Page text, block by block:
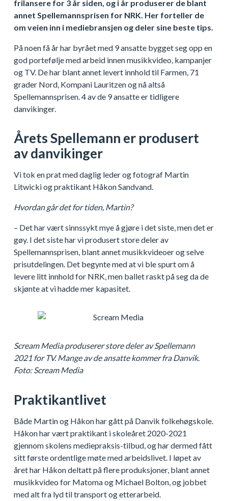
frilansere for 3 år siden, og i år produserer de blant
annet Spellemannsprisen for NRK. Her forteller de
om veien inn i mediebransjen og deler sine beste tips.
På noen få år har byrået med 9 ansatte bygget seg opp en
god portefølje med arbeid innen musikkvideo, kampanjer
og TV. De har blant annet levert innhold til Farmen, 71
grader Nord, Kompani Lauritzen og nå altså
Spellemannsprisen. 4 av de 9 ansatte er tidligere
danvikinger.
Årets Spellemann er produsert
av danvikinger
Vi tok en prat med daglig leder og fotograf Martin
Litwicki og praktikant Håkon Sandvand.
Hvordan går det for tiden, Martin?
– Det har vært sinnssykt mye å gjøre i det siste, men det er
gøy. I det siste har vi produsert store deler av
Spellemannsprisen, blant annet musikkvideoer og selve
prisutdelingen. Det begynte med at vi ble spurt om å
levere litt innhold for NRK, men ballet raskt på seg da de
skjønte at vi hadde mer kapasitet.
Scream Media produserer store deler av Spellemann
2021 for TV. Mange av de ansatte kommer fra Danvik.
Foto: Scream Media
Praktikantlivet
Både Martin og Håkon har gått på Danvik folkehøgskole.
Håkon har vært praktikant i skoleåret 2020-2021
gjennom skolens mediepraksis-tilbud, og har dermed fått
sitt første ordentlige møte med arbeidslivet. I løpet av
året har Håkon deltatt på flere produksjoner, blant annet
musikkvideo for Matoma og Michael Bolton, og jobbet
med alt fra lyd til transport og etterarbeid.